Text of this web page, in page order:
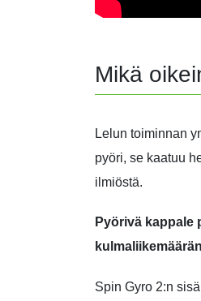
Mikä
Lelun toiminnan
pyöri, se kaatuu
ilmiöstä.
Pyörivä kappale
Spin Gyro 2:n